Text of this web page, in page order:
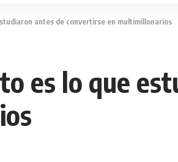
antes de convertirse en multimillonarios
es lo que